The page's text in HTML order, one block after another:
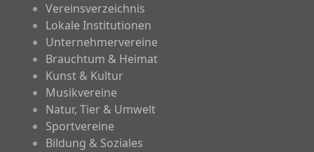
Vereinsverzeichnis
Lokale Institutionen
Unternehmervereine
Brauchtum & Heimat
Kunst & Kultur
Musikvereine
Natur, Tier & Umwelt
Sportvereine
Bildung & Soziales